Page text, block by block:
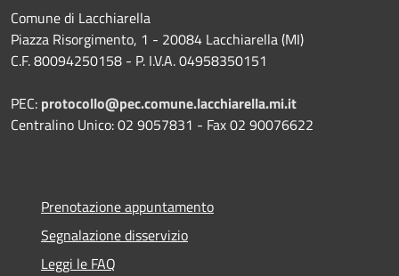
Comune di Lacchiarella
Piazza Risorgimento, 1 - 20084 Lacchiarella (MI)
C.F. 80094250158 - P. I.V.A. 04958350151
PEC: protocollo@pec.comune.lacchiarella.mi.it
Centralino Unico: 02 9057831 - Fax 02 90076622
Prenotazione appuntamento
Segnalazione disservizio
Leggi le FAQ